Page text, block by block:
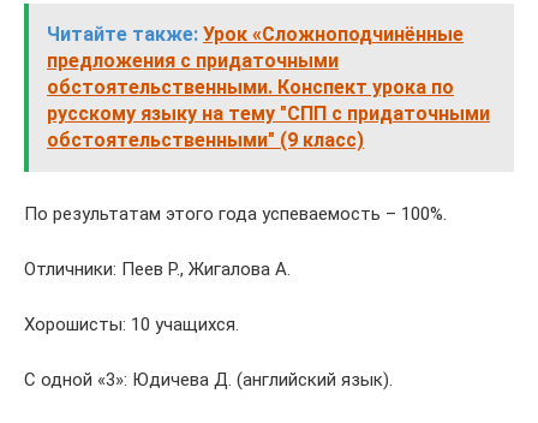
Читайте также: Урок «Сложноподчинённые
предложения с придаточными
обстоятельственными. Конспект урока по
русскому языку на тему "СПП с придаточными
обстоятельственными" (9 класс)
По результатам этого года успеваемость – 100%.
Отличники: Пеев Р., Жигалова А.
Хорошисты: 10 учащихся.
С одной «3»: Юдичева Д. (английский язык).